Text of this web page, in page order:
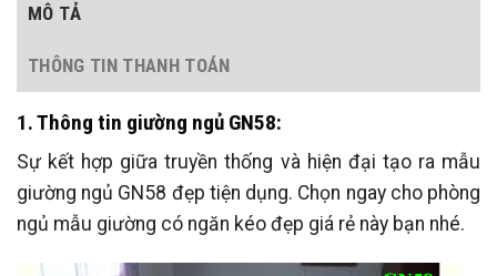
MÔ TẢ
THÔNG TIN THANH TOÁN
1. Thông tin giường ngủ GN58:
Sự kết hợp giữa truyền thống và hiện đại tạo ra mẫu
giường ngủ GN58 đẹp tiện dụng. Chọn ngay cho phòng
ngủ mẫu giường có ngăn kéo đẹp giá rẻ này bạn nhé.